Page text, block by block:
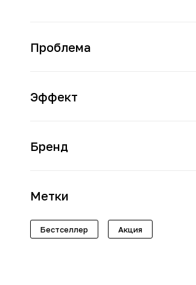
Проблема
Эффект
Бренд
Метки
Бестселлер Акция